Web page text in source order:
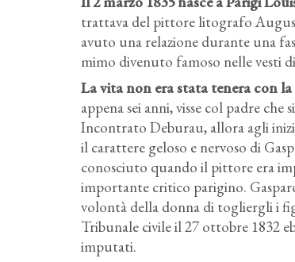
trattava del pittore litografo
avuto una relazione durante una
mimo divenuto famoso nelle vesti
La vita non era stata tenera con
appena sei anni, visse col padre
Incontrato Deburau, allora agli
il carattere geloso e nervoso di
conosciuto quando il pittore era
importante critico parigino.
volontà della donna di togliergli i
Tribunale civile il 27 ottobre 1832
imputati.